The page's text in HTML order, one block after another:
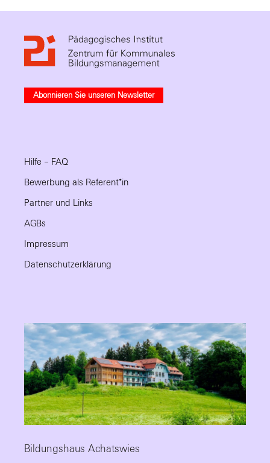
Abonnieren Sie unseren Newsletter
Hilfe – FAQ
Bewerbung als Referent*in
Partner und Links
AGBs
Impressum
Datenschutzerklärung
Bildungshaus Achatswies